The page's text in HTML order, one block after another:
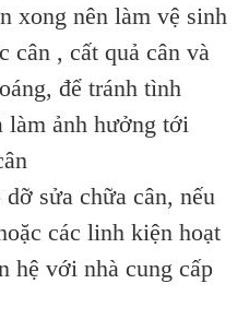
xong nên làm vệ sinh
cân , cất quả cân và
để tránh tình
làm ảnh hưởng tới
sửa chữa cân, nếu
các linh kiện hoạt
hệ với nhà cung cấp